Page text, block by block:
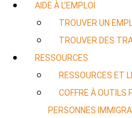
AIDE À L’EMPLOI
TROUVER UN
TROUVER DES
RESSOURCES
RESSOURCES ET
COFFRE À OUTILS
PERSONNES